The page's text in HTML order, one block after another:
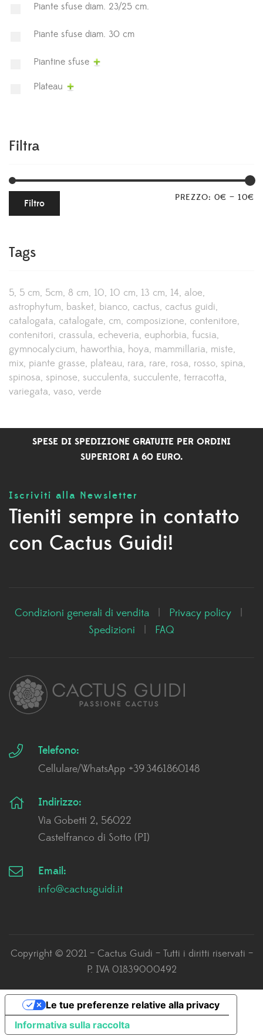
Piante sfuse diam. 23/25 cm.
Piante sfuse diam. 30 cm
Piantine sfuse
Plateau
Filtra
Filtro PREZZO: 0€ — 10€
Tags
5 5 cm 5cm 8 cm 10 10 cm 13 cm 14 aloe
astrophytum basket bianco cactus cactus guidi
catalogata catalogate cm composizione contenitore
contenitori crassula echeveria euphorbia fucsia
gymnocalycium haworthia hoya mammillaria miste
mix piante grasse plateau rara rare rosa rosso spina
spinosa spinose succulenta succulente terracotta
variegata vaso verde
SPESE DI SPEDIZIONE GRATUITE PER ORDINI
SUPERIORI A 60 EURO.
Iscriviti alla Newsletter
Tieniti sempre in contatto
con Cactus Guidi!
Condizioni generali di vendita Privacy policy
Spedizioni
FAQ
Telefono:
Cellulare/WhatsApp +39 3461860148
Indirizzo:
Via Gobetti 2, 56022
Castelfranco di Sotto (PI)
Email:
info@cactusguidi.it
Copyright © 2021 – Cactus Guidi – Tutti i diritti riservati –
P. IVA 01839000492
Informativa sulla raccolta
Le tue preferenze relative alla privacy